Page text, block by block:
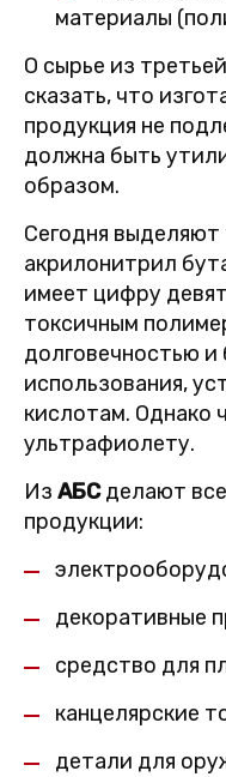
материалы
О сырье из
сказать, что
продукция не
должна быть
образом.
Сегодня выделяют
акрилонитрил
имеет цифру
токсичным
долговечностью и
использования,
кислотам. Однако
ультрафиолету.
Из АБСделают
продукции:
декоративные
средство для
канцелярские
детали для